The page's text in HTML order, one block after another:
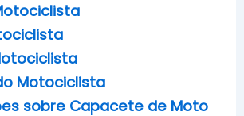
Motociclista
sobre Capacete de Moto